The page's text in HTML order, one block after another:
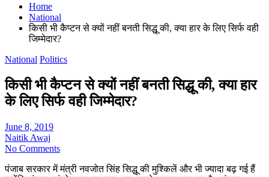
Home
National
किसी भी कैप्टन से क्यों नहीं बनती सिद्धू की, क्या हार के लिए सिर्फ वही
जिम्मेदार?
National Politics
किसी भी कैप्टन से क्यों नहीं बनती सिद्धू की, क्या हार
के लिए सिर्फ वही जिम्मेदार?
June 8, 2019
Naitik Awaj
No Comments
पंजाब सरकार में मंत्री नवजोत सिंह सिद्धू की मुश्किलें और भी ज्यादा बढ़ गई हैं